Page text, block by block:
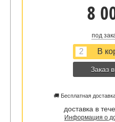
8
под
Заказ
🚚 Бесплатная
доставка в
Информация о